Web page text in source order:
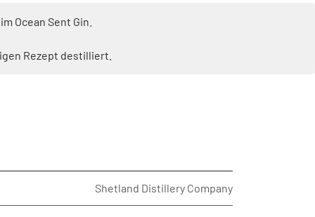
Ocean Sent Gin.
Rezept destilliert.
Shetland Distillery Company